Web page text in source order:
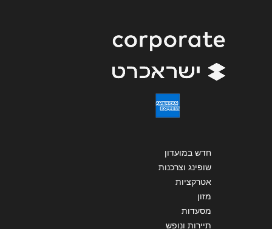
חדש במועדון
שופינג וצרכנות
אטרקציות
מזון
מסעדות
תיירות ונופש